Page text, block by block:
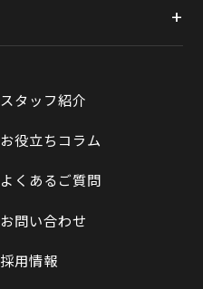
スタッフ紹介
お役立ちコラム
よくあるご質問
お問い合わせ
採用情報